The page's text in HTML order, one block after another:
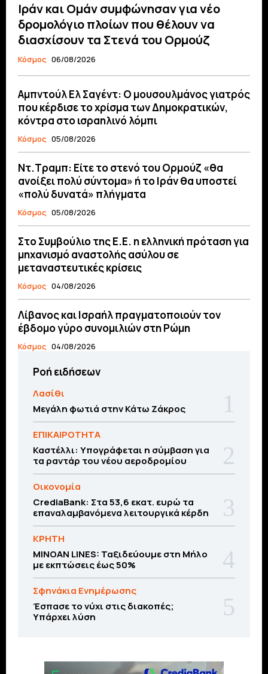
Ιράν και Ομάν συμφώνησαν για νέο
δρομολόγιο πλοίων που θέλουν να
διασχίσουν τα Στενά του Ορμούζ
Κόσμος 06/08/2026
Αμπντούλ Ελ Σαγέντ: Ο μουσουλμάνος γιατρός
που κέρδισε το χρίσμα των Δημοκρατικών,
κόντρα στο ισραηλινό λόμπι
Κόσμος 05/08/2026
Ντ.Τραμπ: Είτε το στενό του Ορμούζ «θα
ανοίξει πολύ σύντομα» ή το Ιράν θα υποστεί
«πολύ δυνατά» πλήγματα
Κόσμος 05/08/2026
Στο Συμβούλιο της Ε.Ε. η ελληνική πρόταση για
μηχανισμό αναστολής ασύλου σε
μεταναστευτικές κρίσεις
Κόσμος 04/08/2026
Λίβανος και Ισραήλ πραγματοποιούν τον
έβδομο γύρο συνομιλιών στη Ρώμη
Κόσμος 04/08/2026
Ροή ειδήσεων
Λασίθι
Μεγάλη φωτιά στην Κάτω Ζάκρος
ΕΠΙΚΑΙΡΟΤΗΤΑ
Καστέλλι: Υπογράφεται η σύμβαση για
τα ραντάρ του νέου αεροδρομίου
Οικονομία
CrediaBank: Στα 53,6 εκατ. ευρώ τα
επαναλαμβανόμενα λειτουργικά κέρδη
ΚΡΗΤΗ
MINOAN LINES: Ταξιδεύουμε στη Μήλο
με εκπτώσεις έως 50%
Σφηνάκια Ενημέρωσης
Έσπασε το νύχι στις διακοπές;
Υπάρχει λύση